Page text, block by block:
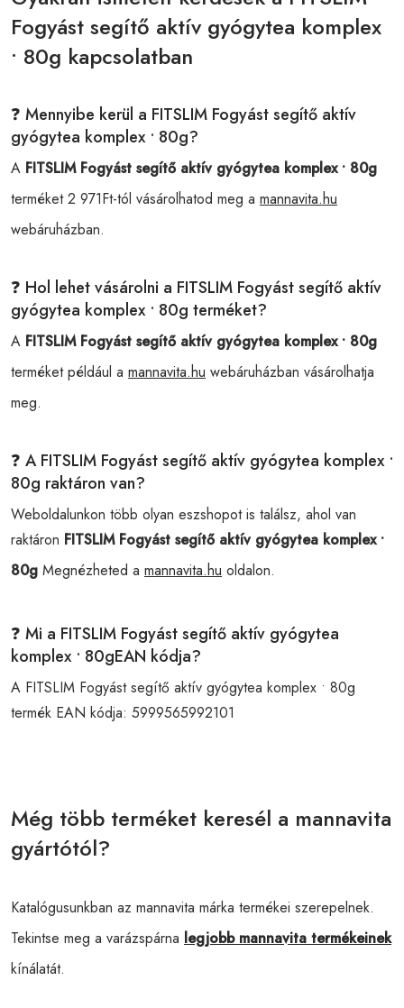
Fogyást segítő aktív gyógytea komplex
• 80g kapcsolatban
❓ Mennyibe kerül a FITSLIM Fogyást segítő aktív
gyógytea komplex • 80g?
A FITSLIM Fogyást segítő aktív gyógytea komplex • 80g
terméket 2 971Ft-tól vásárolhatod meg a mannavita.hu
webáruházban.
❓ Hol lehet vásárolni a FITSLIM Fogyást segítő aktív
gyógytea komplex • 80g terméket?
A FITSLIM Fogyást segítő aktív gyógytea komplex • 80g
terméket például a mannavita.hu webáruházban vásárolhatja
meg.
❓ A FITSLIM Fogyást segítő aktív gyógytea komplex •
80g raktáron van?
Weboldalunkon több olyan eszshopot is találsz, ahol van
raktáron FITSLIM Fogyást segítő aktív gyógytea komplex •
80g Megnézheted a mannavita.hu oldalon.
❓ Mi a FITSLIM Fogyást segítő aktív gyógytea
komplex • 80gEAN kódja?
A FITSLIM Fogyást segítő aktív gyógytea komplex • 80g
termék EAN kódja: 5999565992101
Még több terméket keresél a mannavita
gyártótól?
Katalógusunkban az mannavita márka termékei szerepelnek.
Tekintse meg a varázspárna legjobb mannavita termékeinek
kínálatát.